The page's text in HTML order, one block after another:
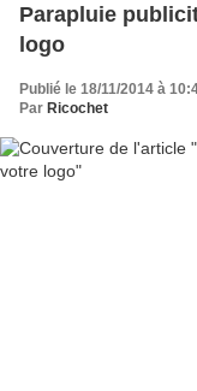
Parapluie
logo
Publié le 18/11/2014 à
Par Ricochet